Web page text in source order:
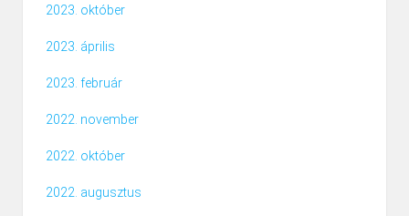
2023. október
2023. április
2023. február
2022. november
2022. október
2022. augusztus